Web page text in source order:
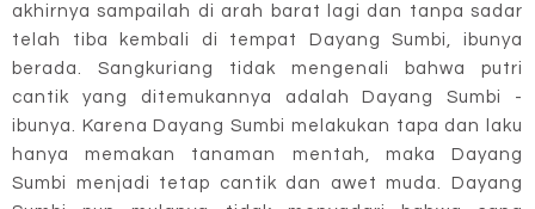
akhirnya sampailah di arah barat lagi dan tanpa sadar
telah tiba kembali di tempat Dayang Sumbi, ibunya
berada. Sangkuriang tidak mengenali bahwa putri
cantik yang ditemukannya adalah Dayang Sumbi -
ibunya. Karena Dayang Sumbi melakukan tapa dan laku
hanya memakan tanaman mentah, maka Dayang
Sumbi menjadi tetap cantik dan awet muda. Dayang